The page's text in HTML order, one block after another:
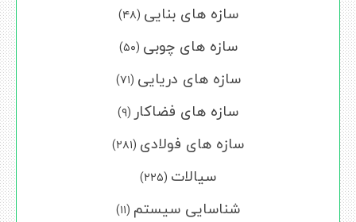
سازه های بنایی (۴۸)
سازه های چوبی (۵۰)
سازه های دریایی (۷۱)
سازه های فضاکار (۹)
سازه های فولادی (۲۸۱)
سیالات (۲۲۵)
شناسایی سیستم (۱۱)